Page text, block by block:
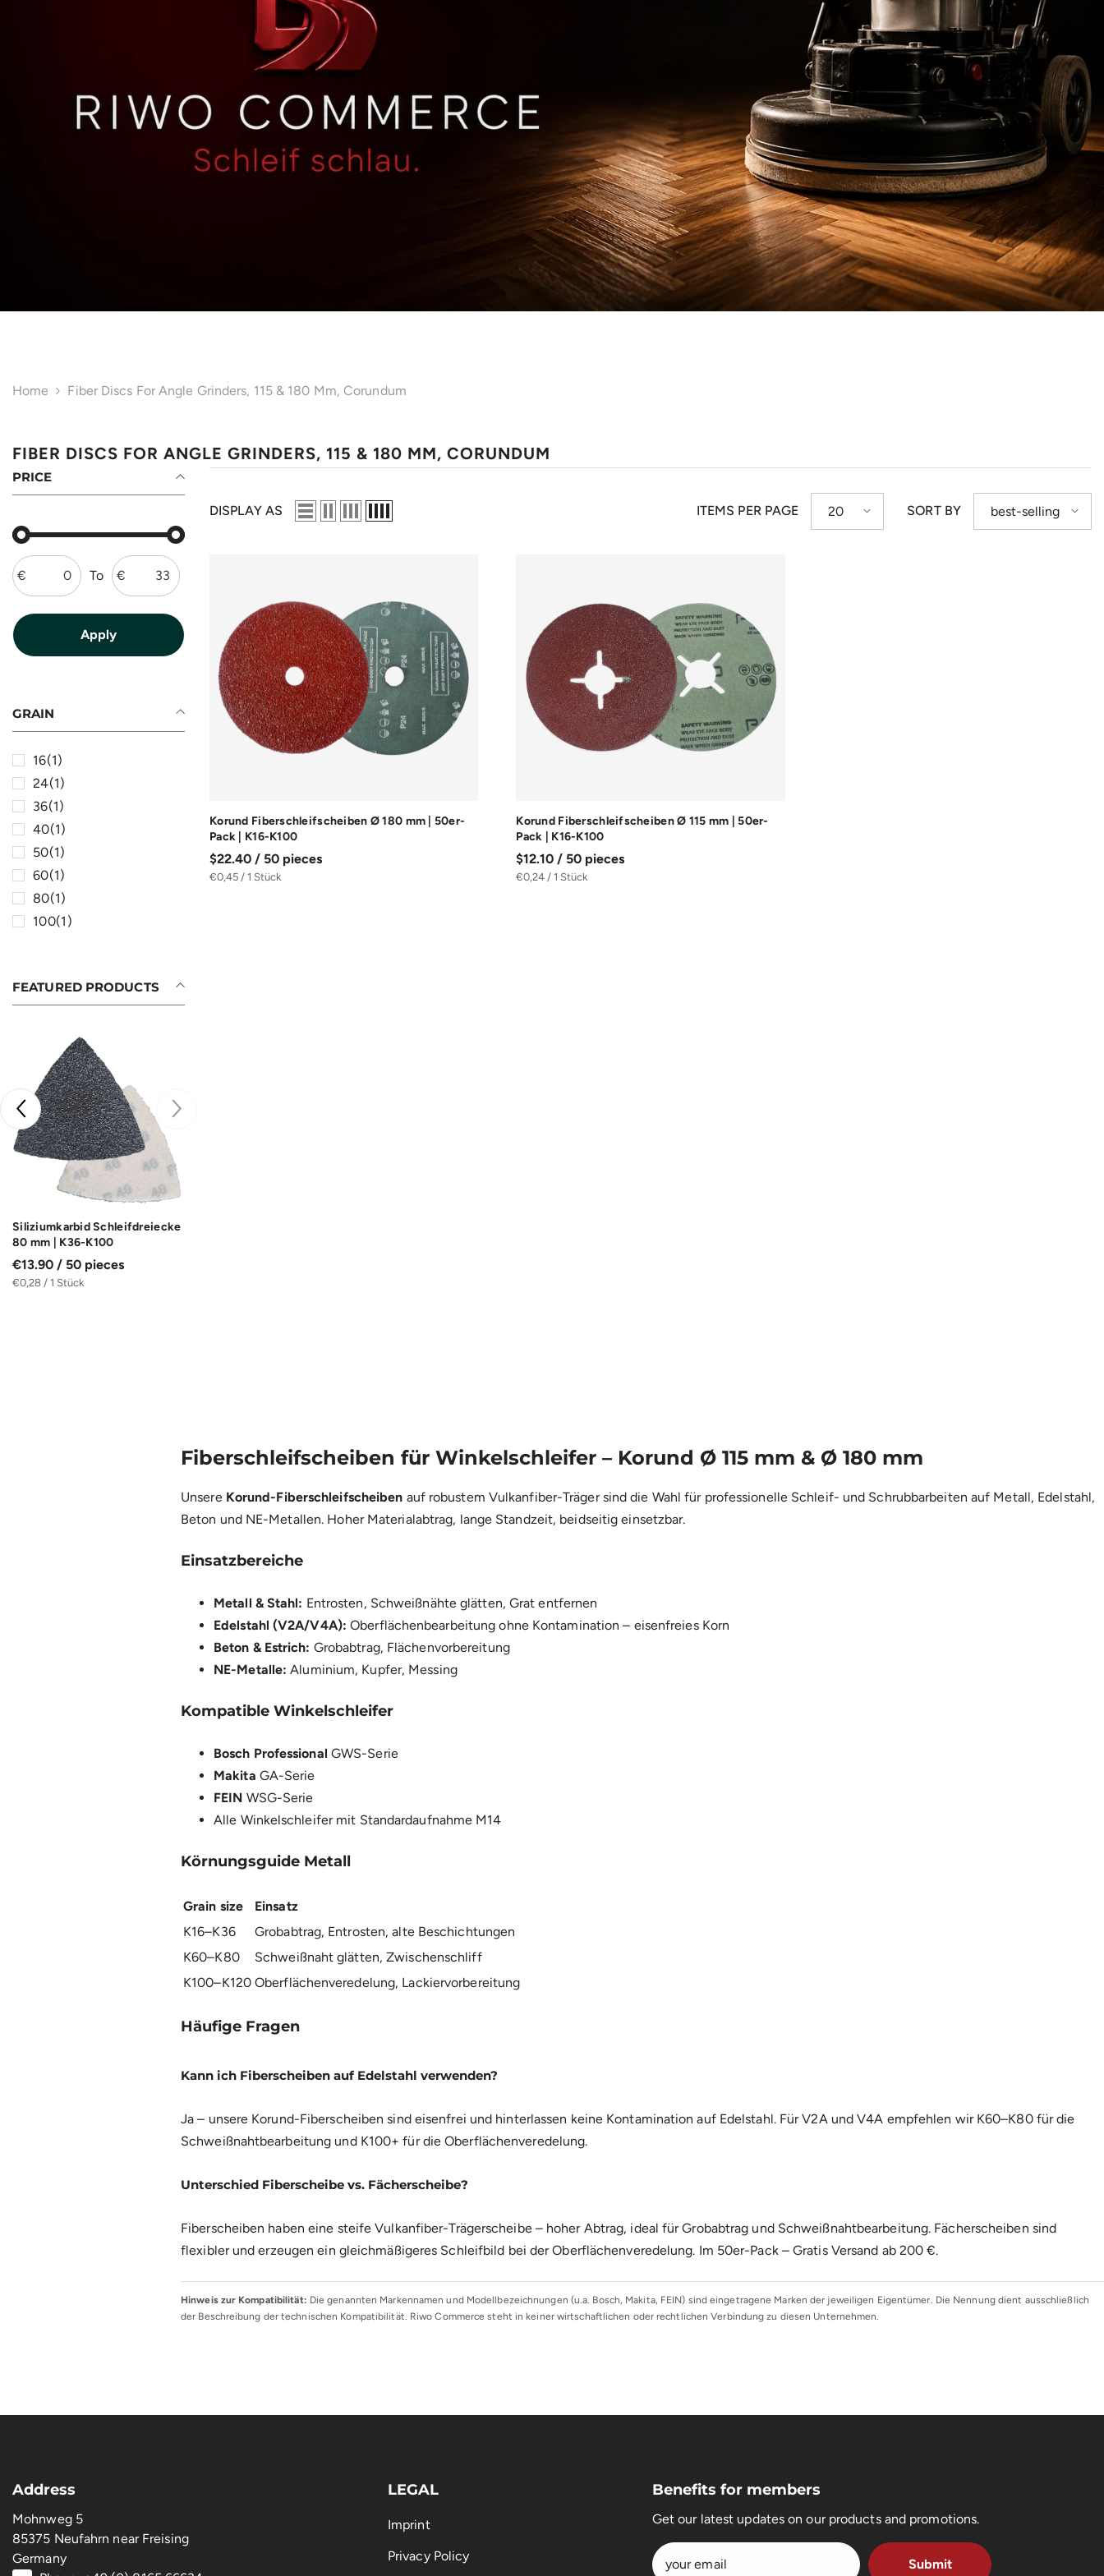
Home Fiber Discs For Angle Grinders, 115 & 180 Mm, Corundum
FIBER DISCS FOR ANGLE GRINDERS, 115 & 180 MM, CORUNDUM
PRICE
€ To €
GRAIN
16(1)
24(1)
36(1)
40(1)
50(1)
60(1)
80(1)
100(1)
FEATURED PRODUCTS
x 93
Siliziumkarbid Schleifdreiecke
80 mm | K36-K100
€13.90 / 50 pieces
€0,28 / 1 Stück
DISPLAY AS ITEMS PER PAGE 20 SORT BY best-selling
Korund Fiberschleifscheiben Ø 180 mm | 50er-
Pack | K16-K100
$22.40 / 50 pieces
€0,45 / 1 Stück
Korund Fiberschleifscheiben Ø 115 mm | 50er-
Pack | K16-K100
$12.10 / 50 pieces
€0,24 / 1 Stück
Fiberschleifscheiben für Winkelschleifer – Korund Ø 115 mm & Ø 180 mm
Unsere Korund-Fiberschleifscheiben auf robustem Vulkanfiber-Träger sind die Wahl für professionelle Schleif- und Schrubbarbeiten auf Metall, Edelstahl,
Beton und NE-Metallen. Hoher Materialabtrag, lange Standzeit, beidseitig einsetzbar.
Einsatzbereiche
Metall & Stahl: Entrosten, Schweißnähte glätten, Grat entfernen
Edelstahl (V2A/V4A): Oberflächenbearbeitung ohne Kontamination – eisenfreies Korn
Beton & Estrich: Grobabtrag, Flächenvorbereitung
NE-Metalle: Aluminium, Kupfer, Messing
Kompatible Winkelschleifer
Bosch Professional GWS-Serie
Makita GA-Serie
FEIN WSG-Serie
Alle Winkelschleifer mit Standardaufnahme M14
Körnungsguide Metall
Grain size
Einsatz
K16–K36
Grobabtrag, Entrosten, alte Beschichtungen
K60–K80
Schweißnaht glätten, Zwischenschliff
K100–K120 Oberflächenveredelung, Lackiervorbereitung
Häufige Fragen
Kann ich Fiberscheiben auf Edelstahl verwenden?
Ja – unsere Korund-Fiberscheiben sind eisenfrei und hinterlassen keine Kontamination auf Edelstahl. Für V2A und V4A empfehlen wir K60–K80 für die
Schweißnahtbearbeitung und K100+ für die Oberflächenveredelung.
Unterschied Fiberscheibe vs. Fächerscheibe?
Fiberscheiben haben eine steife Vulkanfiber-Trägerscheibe – hoher Abtrag, ideal für Grobabtrag und Schweißnahtbearbeitung. Fächerscheiben sind
flexibler und erzeugen ein gleichmäßigeres Schleifbild bei der Oberflächenveredelung. Im 50er-Pack – Gratis Versand ab 200 €.
Hinweis zur Kompatibilität: Die genannten Markennamen und Modellbezeichnungen (u.a. Bosch, Makita, FEIN) sind eingetragene Marken der jeweiligen Eigentümer. Die Nennung dient ausschließlich
der Beschreibung der technischen Kompatibilität. Riwo Commerce steht in keiner wirtschaftlichen oder rechtlichen Verbindung zu diesen Unternehmen.
Address
Mohnweg 5
85375 Neufahrn near Freising
Germany
LEGAL
Imprint
Privacy Policy
Benefits for members
Get our latest updates on our products and promotions.
Submit